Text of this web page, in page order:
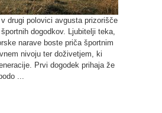
drugi polovici avgusta prizorišče
dogodkov. Ljubitelji teka,
narave boste priča športnim
nivoju ter doživetjem, ki
Prvi dogodek prihaja že
...